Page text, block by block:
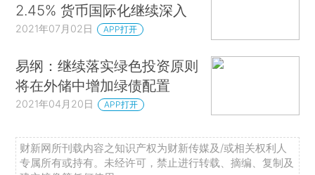
2.45% 货币国际化继续深入
2021年07月02日 APP打开
易纲：继续落实绿色投资原则
将在外储中增加绿债配置
2021年04月20日 APP打开
财新网所刊载内容之知识产权为财新传媒及/或相关权利人
专属所有或持有。未经许可，禁止进行转载、摘编、复制及